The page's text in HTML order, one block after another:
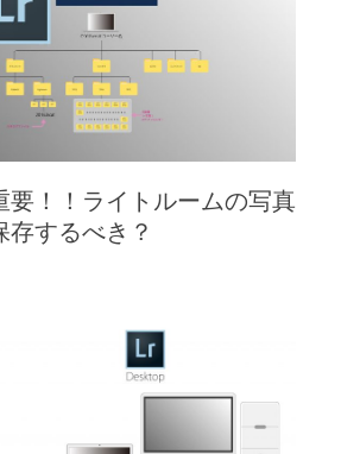
要！！ライトルームの写真
存するべき？